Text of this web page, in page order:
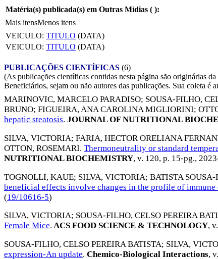
Matéria(s) publicada(s) em Outras Mídias ( ):
Mais itensMenos itens
VEICULO: TITULO (DATA)
VEICULO: TITULO (DATA)
PUBLICAÇÕES CIENTÍFICAS (6)
(As publicações científicas contidas nesta página são originárias
Beneficiários, sejam ou não autores das publicações. Sua coleta é
MARINOVIC, MARCELO PARADISO; SOUSA-FILHO,
BRUNO; FIGUEIRA, ANA CAROLINA MIGLIORINI;
hepatic steatosis. JOURNAL OF NUTRITIONAL
SILVA, VICTORIA; FARIA, HECTOR ORELIANA
OTTON, ROSEMARI. Thermoneutrality or standard
NUTRITIONAL BIOCHEMISTRY, v. 120, p. 15-pg.,
TOGNOLLI, KAUE; SILVA, VICTORIA; BATISTA
beneficial effects involve changes in the profile of immune
(19/10616-5)
SILVA, VICTORIA; SOUSA-FILHO, CELSO PEREIRA
Female Mice. ACS FOOD SCIENCE & TECHNOLOGY,
SOUSA-FILHO, CELSO PEREIRA BATISTA; SILVA,
expression-An update. Chemico-Biological Interactions,